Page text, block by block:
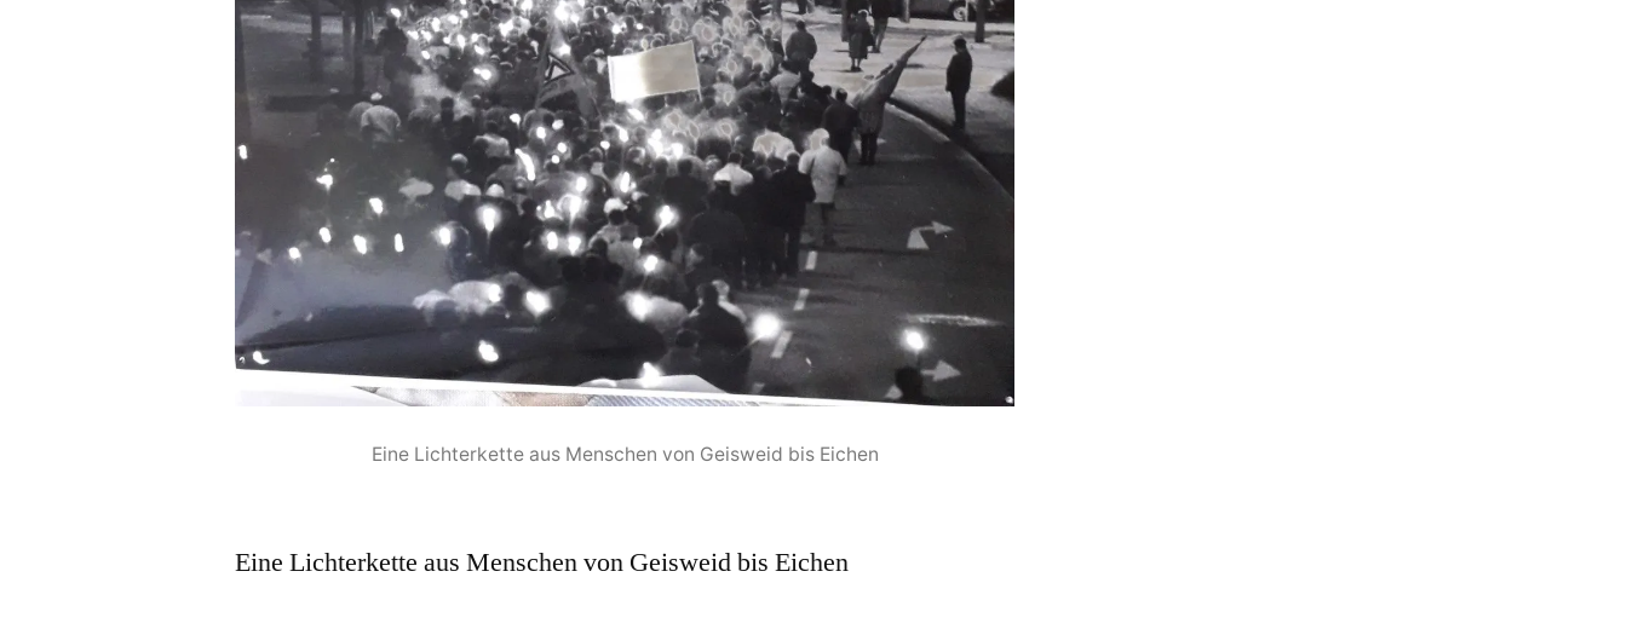
Eine Lichterkette aus Menschen von Geisweid bis Eichen
Eine Lichterkette aus Menschen von Geisweid bis Eichen